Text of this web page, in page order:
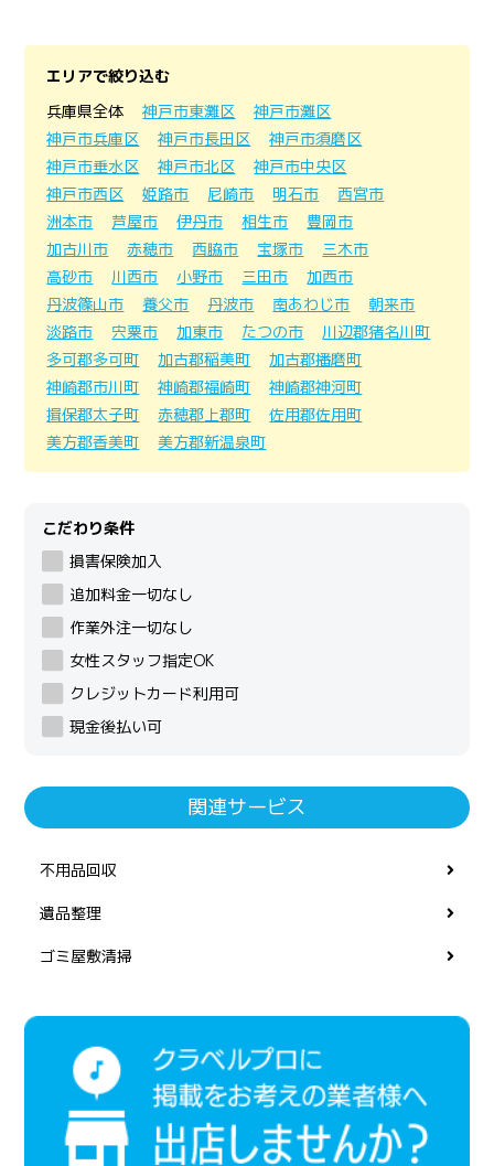
エリアで絞り込む
兵庫県全体
神戸市東灘区
神戸市灘区
神戸市兵庫区
神戸市長田区
神戸市須磨区
神戸市垂水区
神戸市北区
神戸市中央区
神戸市西区
姫路市 尼崎市 明石市
西宮市
洲本市
芦屋市 伊丹市 相生市
豊岡市
加古川市
赤穂市 西脇市 宝塚市
三木市
高砂市
川西市 小野市 三田市
加西市
丹波篠山市
養父市 丹波市 南あわじ市
朝来市
淡路市
宍粟市 加東市 たつの市
川辺郡猪名川町
多可郡多可町
加古郡稲美町
加古郡播磨町
神崎郡市川町
神崎郡福崎町
神崎郡神河町
揖保郡太子町
赤穂郡上郡町
佐用郡佐用町
美方郡香美町
美方郡新温泉町
こだわり条件
損害保険加入
追加料金一切なし
作業外注一切なし
女性スタッフ指定OK
クレジットカード利用可
現金後払い可
関連サービス
不用品回収
遺品整理
ゴミ屋敷清掃